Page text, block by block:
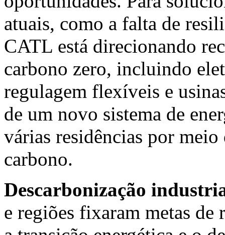
atuais, como a falta de
CATL está direcionando
carbono zero, incluindo
regulagem flexíveis e
de um novo sistema de
várias residências por
carbono.
Descarbonização
e regiões fixaram metas de